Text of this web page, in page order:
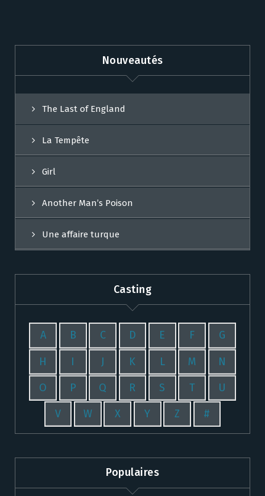
Nouveautés
The Last of England
La Tempête
Girl
Another Man’s Poison
Une affaire turque
Casting
A B C D E F G
H I J K L M N
O P Q R S T U
V W X Y Z #
Populaires